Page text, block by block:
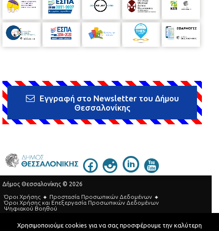
Εγγραφή στο Newsletter του Δήμου
Θεσσαλονίκης
Δήμος Θεσσαλονίκης © 2026
Όροι Χρήσης
Προστασία Προσωπικών Δεδομένων
Όροι Xρήσης και Eπεξεργασία Προσωπικών Δεδομένων
Ψηφιακού Βοηθού
Τηλεφωνικός Κατάλογος
Χρησιμοποιούμε cookies για να σας προσφέρουμε την καλύτερη